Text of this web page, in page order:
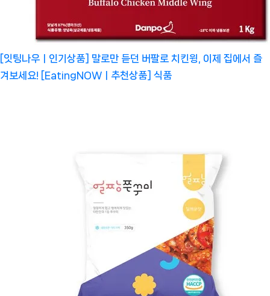
[잇팅나우ㅣ인기상품] 말로만 듣던 버팔로 치킨윙, 이제 집에서 즐
겨보세요! [EatingNOWㅣ추천상품] 식품